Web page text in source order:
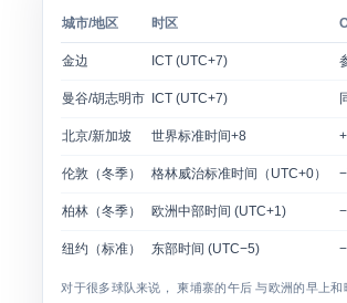
城市/地区 时区
金边 ICT (UTC+7)
曼谷/胡志明市 ICT (UTC+7)
北京/新加坡 世界标准时间+8
伦敦（冬季） 格林威治标准时间（UTC+0）
柏林（冬季） 欧洲中部时间 (UTC+1)
纽约（标准） 东部时间 (UTC−5)
对于很多球队来说，柬埔寨的午后 与欧洲的早上和